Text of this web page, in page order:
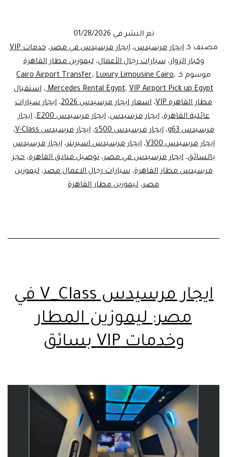
مصر
2026:
أحدث
الموديلات
لاستقبال
مطار
القاهرة
بالسائق
تم النشر في 01/28/2026
مصنف كـايجار مرسيدس،ايجار مرسيدس في مصر،
خدمات VIP
وكبار الزوار،سيارات رجال الأعمال،ليموزين مطار القاهرة
موسوم كـ
Cairo Airport Transfer، Luxury Limousine Cairo،
Mercedes Rental Egypt، VIP Airport Pick up Egypt. ، استقبال
مطار القاهرة VIP
، اسعار ايجار مرسيدس 2026 ، ايجار سيارات
عائلية القاهرة،ايجار مرسيدس،ايجار مرسيدس E200 ،ايجار
مرسيدس g63
،ايجار مرسيدس s500 ،ايجار مرسيدس V-Class
،
ايجار مرسيدس V300
،ايجار مرسيدس اسبرنتر،ايجار مرسيدس
بالسائق، ايجار مرسيدس في مصر، توصيل فنادق القاهرة، حجز
مرسيدس مطار القاهرة،سيارات رجال الاعمال مصر،ليموزين
مصر، ليموزين مطار القاهرة
ايجار مرسيدس V_Class في
مصر: ليموزين المطار
وخدمات VIP بسائق